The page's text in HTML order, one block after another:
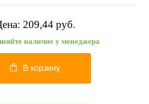
209,44 pуб.
наличие у менеджера
В корзину